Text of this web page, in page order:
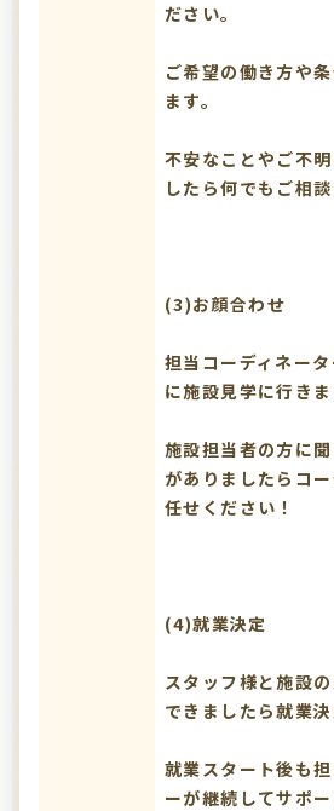
ださい。
ご希望の働き方や
ます。
不安なことやご不
したら何でもご相
(3)お顔合わせ
担当コーディネー
に施設見学に行きま
施設担当者の方に
がありましたらコ
任せください！
(4)就業決定
スタッフ様と施設
できましたら就業決
就業スタート後も
ーが継続してサポ